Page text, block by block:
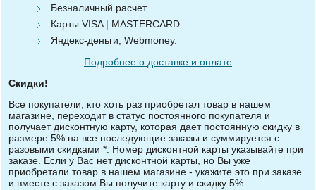
Безналичный расчет.
Карты VISA | MASTERCARD.
Яндекс-деньги, Webmoney.
Подробнее о доставке и оплате
Скидки!
Все покупатели, кто хоть раз приобретал товар в нашем
магазине, переходит в статус постоянного покупателя и
получает дисконтную карту, которая дает постоянную скидку в
размере 5% на все последующие заказы и суммируется с
разовыми скидками *. Номер дисконтной карты указывайте при
заказе. Если у Вас нет дисконтной карты, но Вы уже
приобретали товар в нашем магазине - укажите это при заказе
и вместе с заказом Вы получите карту и скидку 5%.